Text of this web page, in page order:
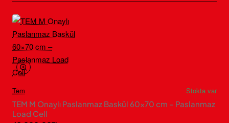
Tem
Stokta var
TEM M Onaylı Paslanmaz Baskül 60×70 cm – Paslanmaz
Load Cell